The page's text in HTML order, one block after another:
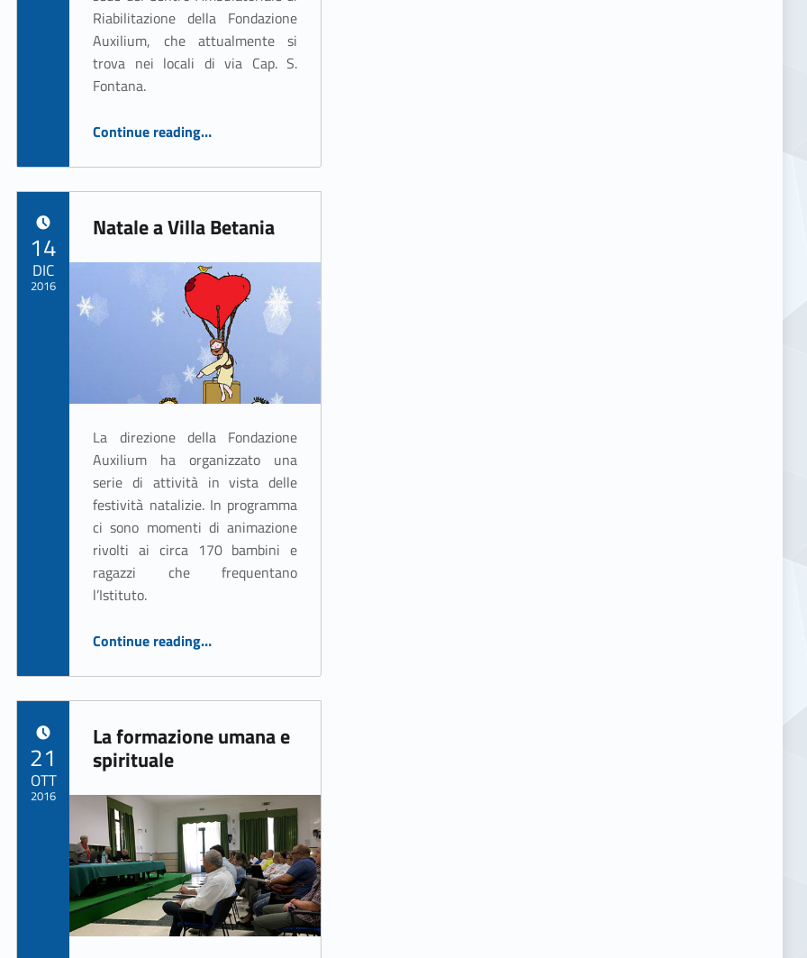
Riabilitazione della Fondazione
Auxilium, che attualmente si
trova nei locali di via Cap. S.
Fontana.
Continue reading“Firmato il contratto di appalto per i lavori all’ex Asilo Caritas”
…
Natale a Villa Betania
La direzione della Fondazione
Auxilium ha organizzato una
serie di attività in vista delle
festività natalizie. In programma
ci sono momenti di animazione
rivolti ai circa 170 bambini e
ragazzi che frequentano
l’Istituto.
Continue reading…
14
DIC
2016
La formazione umana e
spirituale
21
OTT
2016